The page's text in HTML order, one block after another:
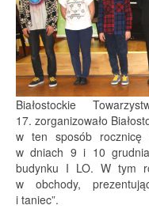
Białostockie
17. zorganizowało
w ten sposób rocznicę
w dniach 9 i 10
budynku I LO. W tym
w obchody,
i taniec”.